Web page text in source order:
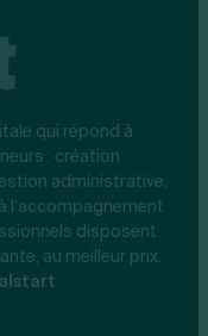
qui répond à
: création
administrative,
l’accompagnement
disposent
au meilleur prix.